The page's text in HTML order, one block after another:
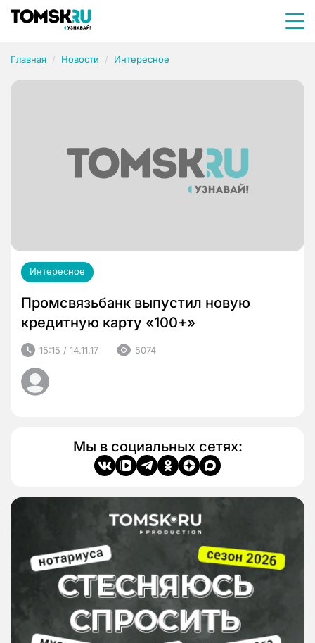
Главная Новости Интересное
Интересное
Промсвязьбанк выпустил новую
кредитную карту «100+»
15:15 / 14.11.17 5074
Мы в социальных сетях: